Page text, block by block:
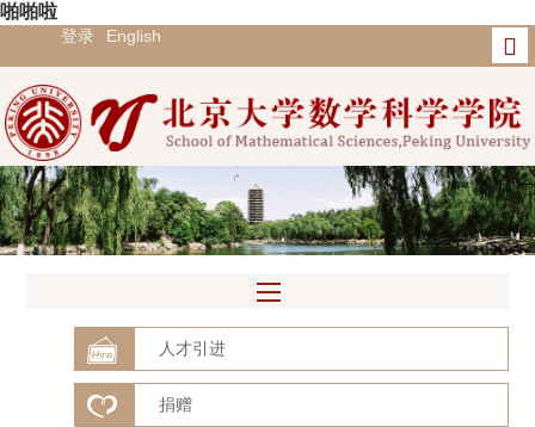
啪啪啦
登录 English
人才引进
捐赠